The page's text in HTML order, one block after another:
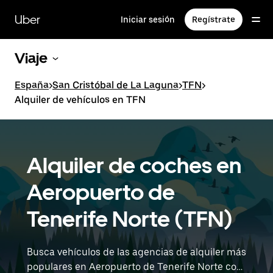
contenido
principal
Uber Iniciar sesión Regístrate
Viaje
España>San Cristóbal de La Laguna>TFN>
Alquiler de vehículos en TFN
Alquiler de coches en
Aeropuerto de
Tenerife Norte (TFN)
Busca vehículos de las agencias de alquiler más
populares en Aeropuerto de Tenerife Norte con